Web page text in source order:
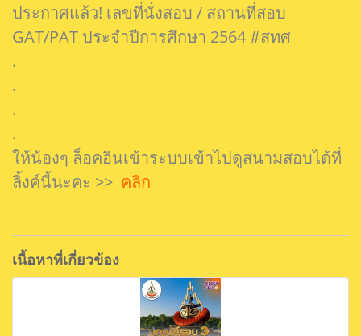
ประกาศแล้ว! เลขที่นั่งสอบ / สถานที่สอบ
GAT/PAT ประจำปีการศึกษา 2564 #สทศ
.
.
.
.
ให้น้องๆ ล็อคอินเข้าระบบเข้าไปดูสนามสอบได้ที่
ลิ้งค์นี้นะคะ >> คลิก
เนื้อหาที่เกี่ยวข้อง